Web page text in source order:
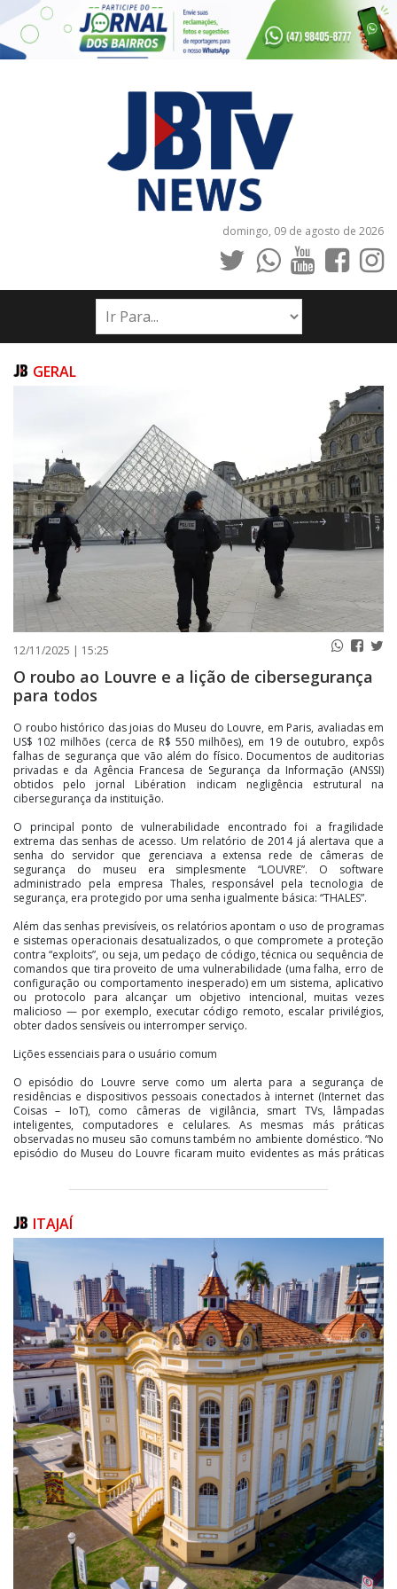
domingo, 09 de agosto de 2026
INÍCIO
NOTÍCIAS
CONTATO
GERAL
12/11/2025 | 15:25
O roubo ao Louvre e a lição de cibersegurança
para todos
O roubo histórico das joias do Museu do Louvre, em Paris, avaliadas em
US$ 102 milhões (cerca de R$ 550 milhões), em 19 de outubro, expôs
falhas de segurança que vão além do físico. Documentos de auditorias
privadas e da Agência Francesa de Segurança da Informação (ANSSI)
obtidos pelo jornal Libération indicam negligência estrutural na
cibersegurança da instituição.
O principal ponto de vulnerabilidade encontrado foi a fragilidade
extrema das senhas de acesso. Um relatório de 2014 já alertava que a
senha do servidor que gerenciava a extensa rede de câmeras de
segurança do museu era simplesmente “LOUVRE”. O software
administrado pela empresa Thales, responsável pela tecnologia de
segurança, era protegido por uma senha igualmente básica: “THALES”.
Além das senhas previsíveis, os relatórios apontam o uso de programas
e sistemas operacionais desatualizados, o que compromete a proteção
contra “exploits”, ou seja, um pedaço de código, técnica ou sequência de
comandos que tira proveito de uma vulnerabilidade (uma falha, erro de
configuração ou comportamento inesperado) em um sistema, aplicativo
ou protocolo para alcançar um objetivo intencional, muitas vezes
malicioso — por exemplo, executar código remoto, escalar privilégios,
obter dados sensíveis ou interromper serviço.
Lições essenciais para o usuário comum
O episódio do Louvre serve como um alerta para a segurança de
residências e dispositivos pessoais conectados à internet (Internet das
Coisas – IoT), como câmeras de vigilância, smart TVs, lâmpadas
inteligentes, computadores e celulares. As mesmas más práticas
observadas no museu são comuns também no ambiente doméstico. “No
episódio do Museu do Louvre ficaram muito evidentes as más práticas
Além disso, foi apurado ainda o uso de um sistema operacional
desatualizado e falta de autenticação forte, como uma autenticação de
dois fatores”, enumera Dra. Michele Nogueira, PhD em Ciências da
Computação pela Universidade de Sorbonne e professora da
Universidade Federal de Minas Gerais (UFMG).
Para ela, as falhas de segurança do Museu do Louvre mostram mais uma
vez o quanto as pessoas comuns estão vulneráveis se não adotarem as
seguintes sugestões em seus aparelhos conectados à Internet:
1. Senhas Fortes e Únicas
A principal lição é a adoção de senhas robustas. Senhas baseadas em
nomes, datas, ou palavras comuns são facilmente quebradas por
ferramentas automatizadas de ataque que usam dicionários (dictionary
attacks). “Uma senha forte não deve ter os próprios nomes, nomes de
entes que estão próximos ou de algo que esteja relacionado com a
pessoa em si, ou a família; não utilizar senhas com um padrão muito fácil
de ser detectado”, enumera a professora.
2. Atualização Constante de Softwares
A desatualização do sistema, como o Windows levantado no caso do
Louvre, é um ponto crítico. “O usuário comum deve ficar atento, porque
essas atualizações servem para corrigir bugs de implementação, bugs
de funcionamento, que no primeiro momento não foi detectado, mas
ITAJAÍ